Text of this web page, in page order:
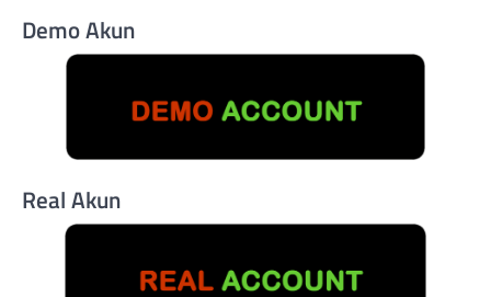
Demo Akun
Real Akun